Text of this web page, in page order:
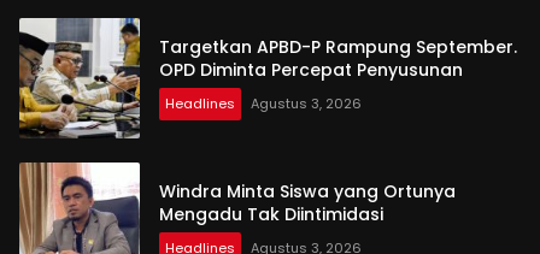
Targetkan APBD-P Rampung September.
OPD Diminta Percepat Penyusunan
Headlines Agustus 3, 2026
Windra Minta Siswa yang Ortunya
Mengadu Tak Diintimidasi
Headlines Agustus 3, 2026